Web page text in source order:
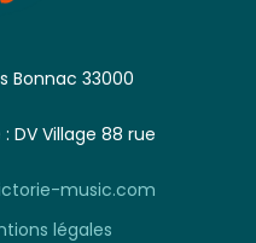
Bonnac 33000
DV Village 88 rue
music.com
légales